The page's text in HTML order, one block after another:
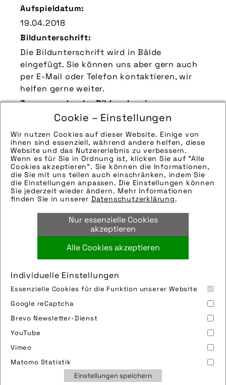
Cookie – Einstellungen
Wir nutzen Cookies auf dieser Website. Einige von
ihnen sind essenziell, während andere helfen, diese
Website und das Nutzererlebnis zu verbessern.
Wenn es für Sie in Ordnung ist, klicken Sie auf "Alle
Cookies akzeptieren". Sie können die Informationen,
die Sie mit uns teilen auch einschränken, indem Sie
die Einstellungen anpassen. Die Einstellungen können
Sie jederzeit wieder ändern. Mehr Informationen
finden Sie in unserer Datenschutzerklärung.
Nur essenzielle Cookies
akzeptieren
Alle Cookies akzeptieren
Individuelle Einstellungen
Essenzielle Cookies für die Funktion unserer Website
Google reCaptcha
Brevo Newsletter-Dienst
YouTube
Vimeo
Matomo Statistik
Einstellungen speichern
Aufspieldatum:
19.04.2018
Bildunterschrift:
Die Bildunterschrift wird in Bälde
eingefügt. Sie können uns aber gern auch
per E-Mail oder Telefon kontaktieren, wir
helfen gerne weiter.
Zu verwendender Bildnachweis:
Quelle/Source [´www.winora.de | pd-f´]
Technik-Info:
Die technischen Details werden in Bälde
eingefügt. Sie können uns aber gern auch
per E-Mail oder Telefon kontaktieren, wir
helfen gerne weiter.
Tags:
pause,radtour,rast,sommer,trekkingbike
Bild downloaden
Nutzungsbedingungen
Datenschutz
Cookies